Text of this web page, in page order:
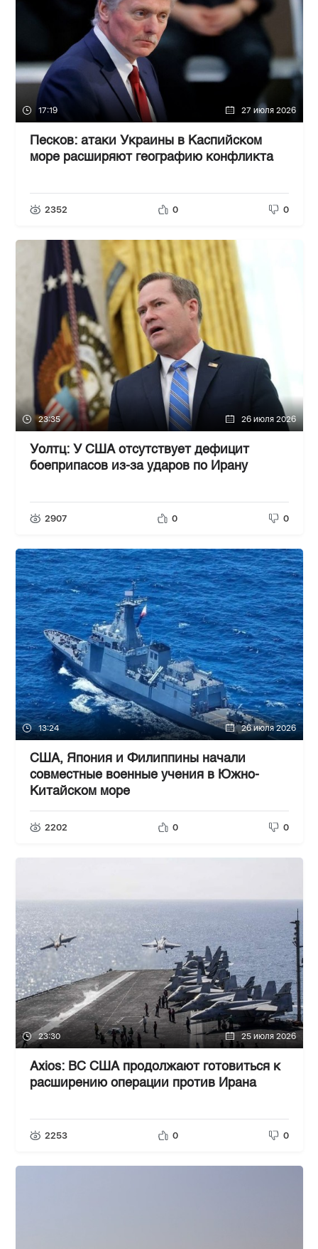
17:19 27 июля 2026
Песков: атаки Украины в Каспийском
море расширяют географию конфликта
2352 0 0
23:35 26 июля 2026
Уолтц: У США отсутствует дефицит
боеприпасов из-за ударов по Ирану
2907 0 0
13:24 26 июля 2026
США, Япония и Филиппины начали
совместные военные учения в Южно-
Китайском море
2202 0 0
23:30 25 июля 2026
Axios: ВС США продолжают готовиться к
расширению операции против Ирана
2253 0 0